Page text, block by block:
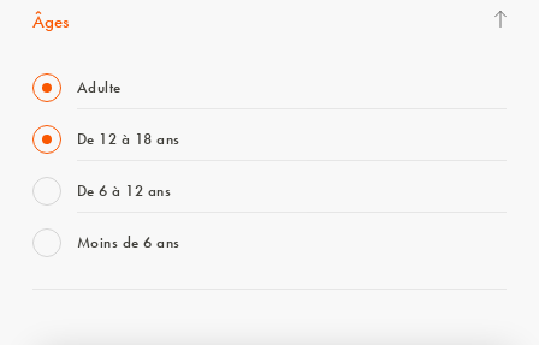
Âges
Adulte
De 12 à 18 ans
De 6 à 12 ans
Moins de 6 ans